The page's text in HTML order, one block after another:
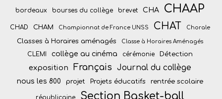
bordeaux bourses du collège brevet CHA CHAAP
CHAD CHAM Championnat de France UNSS CHAT Chorale
Classes à Horaires aménagés Classe à Horaires Aménagés
CLEMI collège au cinéma cérémonie Détection
exposition Français Journal du collège
nous les 800 projet Projets éducatifs rentrée scolaire
républicaine Section Basket-ball